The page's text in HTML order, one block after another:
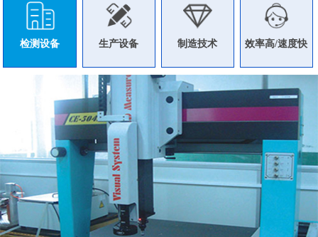
检测设备 生产设备 制造技术 效率高/速度快